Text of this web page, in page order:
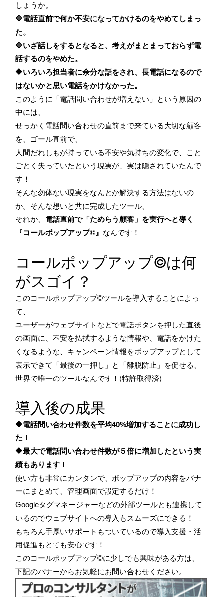
しょうか。
🔷電話直前で何か不安になってかけるのをやめてしまっ
た。
🔷いざ話しをするとなると、考えがまとまっておらず電
話するのをやめた。
🔷いろいろ担当者に余分な話をされ、長電話になるので
はないかと思い電話をかけなかった。
このように「電話問い合わせが増えない」という原因の
中には、
せっかく電話問い合わせの直前まで来ている大切な顧客
を、ゴール直前で、
人間だれしもが持っている不安や気持ちの変化で、こと
ごとく失っていたという現実が、実は隠されていたんで
す！
そんな勿体ない現実をなんとか解決する方法はないの
か。そんな想いと共に完成したツール、
それが、 電話直前で「ためらう顧客」を実行へと導く
『コールポップアップ©』 なんです！
コールポップアップ©は何
がスゴイ？
このコールポップアップ©ツールを導入することによっ
て、
ユーザーがウェブサイトなどで電話ボタンを押した直後
の画面に、不安を払拭するような情報や、電話をかけた
くなるような、キャンペーン情報をポップアップとして
表示できて「最後の一押し」と「離脱防止」を促せる、
世界で唯一のツールなんです！(特許取得済)
導入後の成果
🔶電話問い合わせ件数を平均40%増加することに成功し
た！
🔶最大で電話問い合わせ件数が５倍に増加したという実
績もあります！
使い方も非常にカンタンで、ポップアップの内容をバナ
ーにまとめて、管理画面で設定するだけ！
Googleタグマネージャーなどの外部ツールとも連携して
いるのでウェブサイトへの導入もスムーズにできる！
もちろん手厚いサポートもついているので導入支援・活
用促進もとても安心です！
このコールポップアップ©に少しでも興味がある方は、
下記のバナーからお気軽にお問い合わせください。